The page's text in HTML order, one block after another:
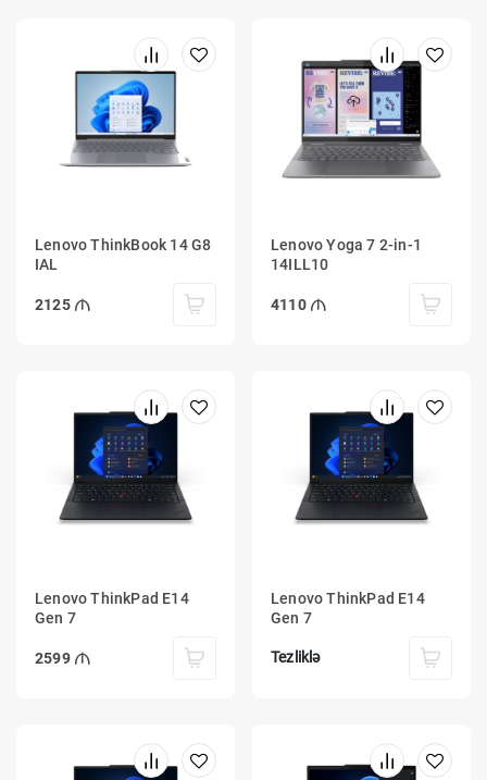
Lenovo ThinkBook 14 G8
IAL
2125
Lenovo Yoga 7 2-in-1
14ILL10
4110
Lenovo ThinkPad E14
Gen 7
2599
Lenovo ThinkPad E14
Gen 7
Tezliklə